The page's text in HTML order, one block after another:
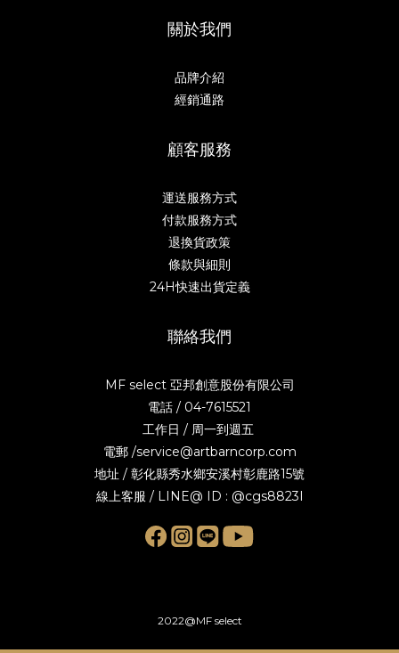
關於我們
品牌介紹
經銷通路
顧客服務
運送服務方式
付款服務方式
退換貨政策
條款與細則
24H快速出貨定義
聯絡我們
MF select 亞邦創意股份有限公司
電話 / 04-7615521
工作日 / 周一到週五
電郵 /service@artbarncorp.com
地址 / 彰化縣秀水鄉安溪村彰鹿路15號
線上客服 / LINE@ ID : @cgs8823I
2022@MF select